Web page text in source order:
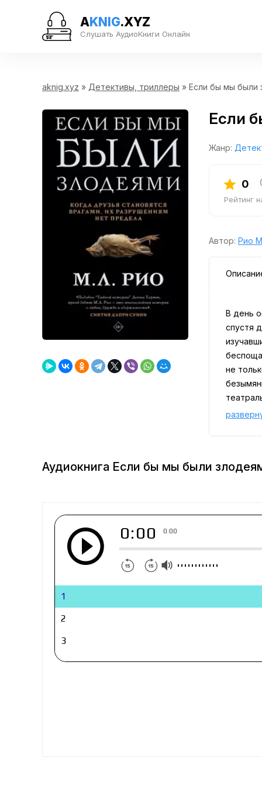
AKNIG.XYZ
Слушать АудиоКниги Онлайн
aknig.xyz » Детективы, триллеры » Если бы мы были
Если
Жанр:
0
Рейтинг
Автор: Рио
В день
спустя
не
самую
Аудиокнига Если бы мы были
0:00 0:00
1
2
3
4